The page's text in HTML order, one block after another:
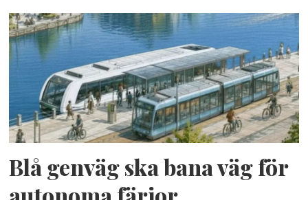
Blå genväg ska bana väg för